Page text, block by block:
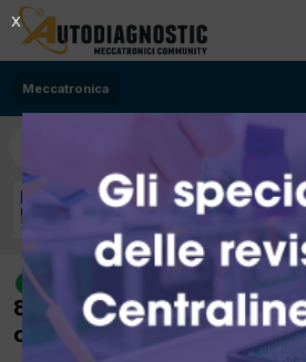
Meccatronica
risolto
[FORD FOCUS 10/
88Kw Diesel] recover in
costante P1102-21